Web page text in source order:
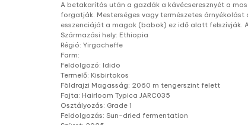
A betakarítás után a gazdák a kávécseresznyét a
forgatják. Mesterséges vagy természetes
esszenciáját a magok (babok) ez idő alatt
Származási hely: Ethiopia
Régió: Yirgacheffe
Farm:
Feldolgozó: Idido
Termelő: Kisbirtokos
Földrajzi Magasság: 2060 m tengerszint felett
Fajta: Hairloom Typica JARC035
Osztályozás: Grade 1
Feldolgozás: Sun-dried fermentation